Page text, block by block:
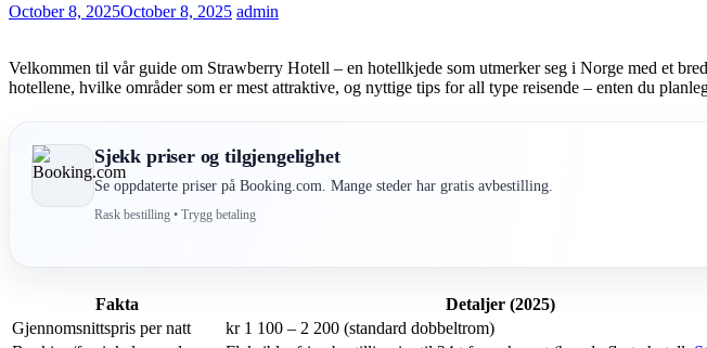
October 8, 2025October 8, 2025 admin
Velkommen til vår guide om Strawberry Hotell – en hotellkjede som utmerker seg i Norge med et
hotellene, hvilke områder som er mest attraktive, og nyttige tips for all type reisende – enten du
Sjekk priser og tilgjengelighet
Se oppdaterte priser på Booking.com. Mange steder har gratis avbestilling.
Rask bestilling • Trygg betaling
Fakta
Detaljer (2025)
Gjennomsnittspris per natt
kr 1 100 – 2 200 (standard dobbeltrom)